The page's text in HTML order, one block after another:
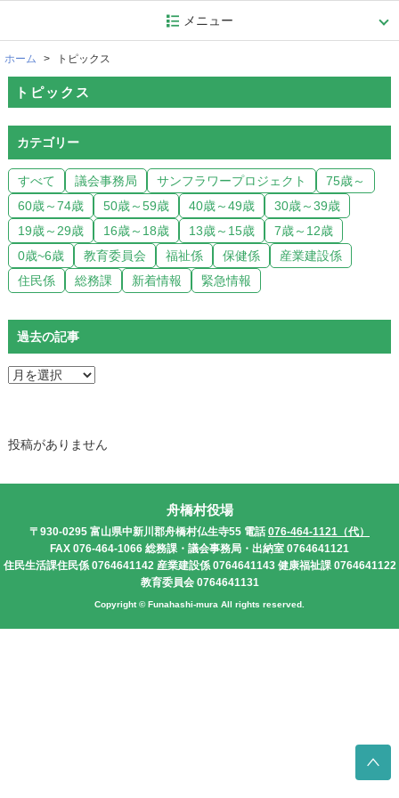
メニュー
ホーム トピックス
トピックス
カテゴリー
すべて 議会事務局 サンフラワープロジェクト
75歳～
60歳～74歳
50歳～59歳 40歳～49歳
30歳～39歳
19歳～29歳
16歳～18歳 13歳～15歳
7歳～12歳
0歳~6歳
教育委員会 福祉係 保健係
産業建設係
住民係
総務課 新着情報 緊急情報
過去の記事
投稿がありません
舟橋村役場
〒930-0295 富山県中新川郡舟橋村仏生寺55 電話076-464-1121（代）
FAX 076-464-1066 総務課・議会事務局・出納室 0764641121
住民生活課住民係 0764641142 産業建設係 0764641143 健康福祉課 0764641122
教育委員会 0764641131
Copyright © Funahashi-mura All rights reserved.